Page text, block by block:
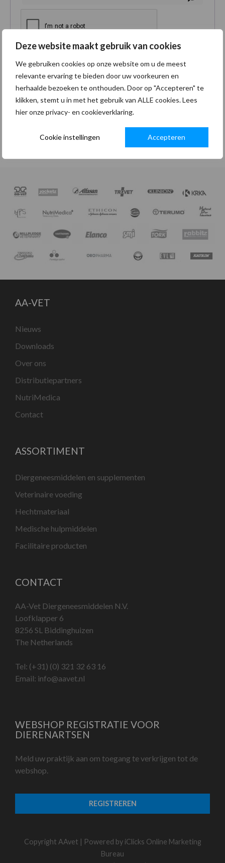
Deze website maakt gebruik van cookies
We gebruiken cookies op onze website om u de meest
relevante ervaring te bieden door uw voorkeuren en
herhaalde bezoeken te onthouden. Door op "Accepteren" te
klikken, stemt u in met het gebruik van ALLE cookies. Lees
hier onze privacy- en cookieverklaring.
Cookie instellingen Accepteren
Je persoonlijke gegevens worden gebruikt om je
ervaring op deze site te ondersteunen, om toegang
tot je account te beheren en voor andere doeleinden
zoals omschreven in onzeprivacybeleid.
AA-VET
Nieuws
Downloads
Over ons
Distributiepartners
NutriMedica
Contact
ASSORTIMENT
Diergeneesmiddelen en supplementen
Veterinaire voeding
Hechtmateriaal
Medische hulpmiddelen
Facilitaire producten
CONTACT
AA-Vet Diergeneesmiddelen N.V.
Loofklapper 6
8256 SL Biddinghuizen
The Netherlands
Tel: (+31) (0) 321 32 63 16
Email: info@aavet.nl
WEBSHOP REGISTRATIE VOOR
DIERENARTSEN
Meld uw praktijk aan om toegang te verkrijgen tot de
webshop.
REGISTREREN
Copyright AAvet | Powered by iClicks Online Marketing
Bureau